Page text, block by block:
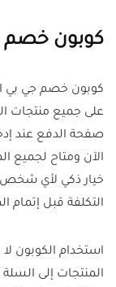
كوبون خصم
على جميع منتجات
صفحة الدفع عند
الآن ومتاح
خيار ذكي لأي شخص
التكلفة قبل إتمام
استخدام
المنتجات إلى